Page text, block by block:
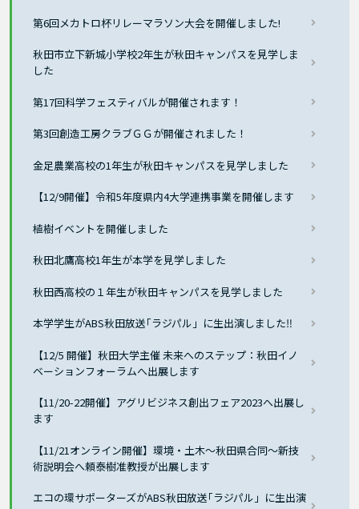
第6回メカトロ杯リレーマラソン大会を開催しました!
秋田市立下新城小学校2年生が秋田キャンパスを見学しま
した
第17回科学フェスティバルが開催されます！
第3回創造工房クラブＧＧが開催されました！
金足農業高校の1年生が秋田キャンパスを見学しました
【12/9開催】令和5年度県内4大学連携事業を開催します
植樹イベントを開催しました
秋田北鷹高校1年生が本学を見学しました
秋田西高校の１年生が秋田キャンパスを見学しました
本学学生がABS秋田放送｢ラジパル」に生出演しました‼
【12/5 開催】秋田大学主催 未来へのステップ：秋田イノ
ベーションフォーラムへ出展します
【11/20-22開催】アグリビジネス創出フェア2023へ出展し
ます
【11/21オンライン開催】環境・土木～秋田県合同～新技
術説明会へ頼泰樹准教授が出展します
エコの環サポーターズがABS秋田放送｢ラジパル」に生出演